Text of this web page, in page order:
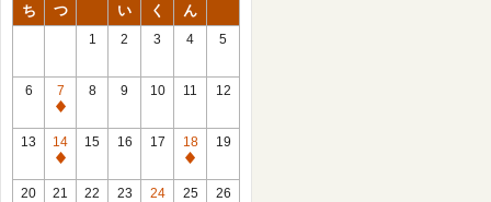
ち
つ
い
く
ん
1 2 3 4 5
6
7
休
館
日
8 9 10 11 12
13
14
休
館
15 16 17
18
休
館
19
20 21 22 23
24
25 26